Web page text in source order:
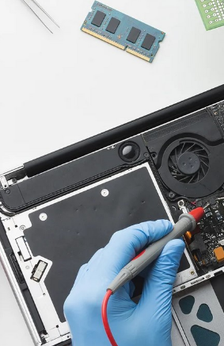
Железо Купить оверлок: как не
AI WP Writer: как разумно
Тонкая кухня поведенческих
Накрутка поведенческих